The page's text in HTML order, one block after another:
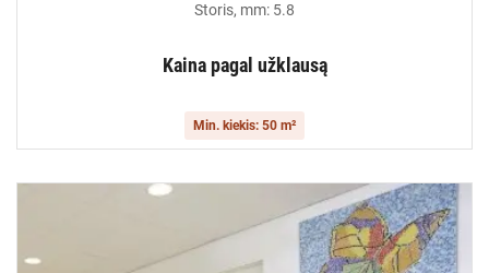
Storis, mm: 5.8
Kaina pagal užklausą
Min. kiekis: 50 m²